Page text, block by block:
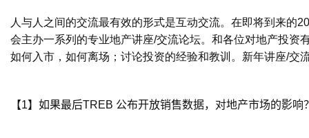
人与人之间的交流最有效的形式是互动交流。在即将到来的
会主办一系列的专业地产讲座/交流论坛。和各位对地产投资
如何入市，如何离场；讨论投资的经验和教训。新年讲座/交
【1】如果最后TREB 公布开放销售数据，对地产市场的影